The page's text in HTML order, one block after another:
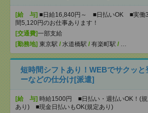
[給 与] ■日給16,840円～ ■日払いOK ■実働
間5,120円のお仕事あります！
[交通費]一部支給
[勤務地] 東京駅 / 水道橋駅 / 有楽町駅 / …
短時間シフトあり！WEBでサクッ
ーなどの仕分け[派遣]
[給 与] 時給1500円 ■日払い・週払いOK！(規
あり) ■現金日払いもOK(規定あり)